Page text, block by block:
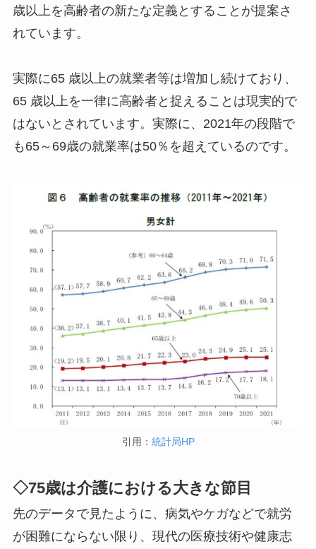
歳以上を高齢者の新たな定義とすることが提案さ
れています。
実際に65 歳以上の就業者等は増加し続けており、
65 歳以上を一律に高齢者と捉えることは現実的で
はないとされています。実際に、2021年の段階で
も65～69歳の就業率は50％を超えているのです。
引用： 統計局HP
◇75歳は介護における大きな節目
先のデータで見たように、病気やケガなどで就労
が困難にならない限り、現代の医療技術や健康志